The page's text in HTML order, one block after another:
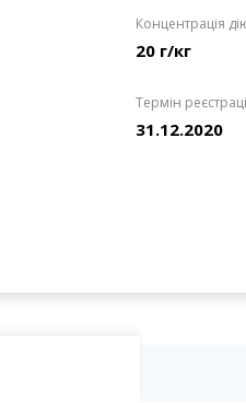
Концентрація
20 г/кг
Термін
31.12.2020